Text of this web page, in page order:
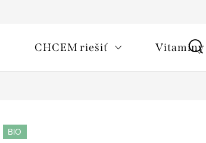
CHCEM riešiť Vitamíny
BIO